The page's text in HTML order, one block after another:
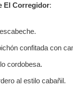
El Corregidor:
confitada con
cordobesa.
al estilo cabañil.